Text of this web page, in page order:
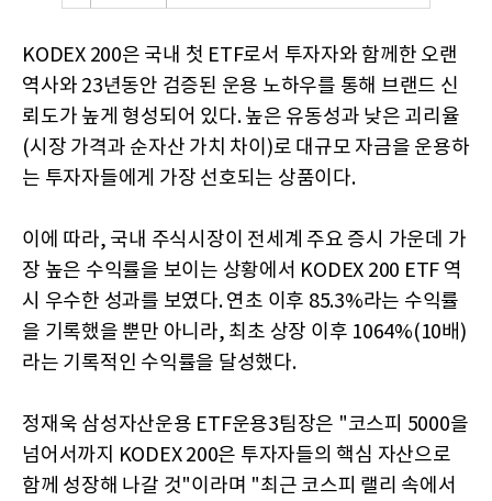
KODEX 200은 국내 첫 ETF로서 투자자와 함께한 오랜
역사와 23년동안 검증된 운용 노하우를 통해 브랜드 신
뢰도가 높게 형성되어 있다. 높은 유동성과 낮은 괴리율
(시장 가격과 순자산 가치 차이)로 대규모 자금을 운용하
는 투자자들에게 가장 선호되는 상품이다.
이에 따라, 국내 주식시장이 전세계 주요 증시 가운데 가
장 높은 수익률을 보이는 상황에서 KODEX 200 ETF 역
시 우수한 성과를 보였다. 연초 이후 85.3%라는 수익률
을 기록했을 뿐만 아니라, 최초 상장 이후 1064%(10배)
라는 기록적인 수익률을 달성했다.
정재욱 삼성자산운용 ETF운용3팀장은 "코스피 5000을
넘어서까지 KODEX 200은 투자자들의 핵심 자산으로
함께 성장해 나갈 것"이라며 "최근 코스피 랠리 속에서